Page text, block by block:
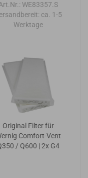
WE83357.S
ca. 1-5
Werktage
Original Filter für
Comfort-Vent
/ Q600 | 2x G4